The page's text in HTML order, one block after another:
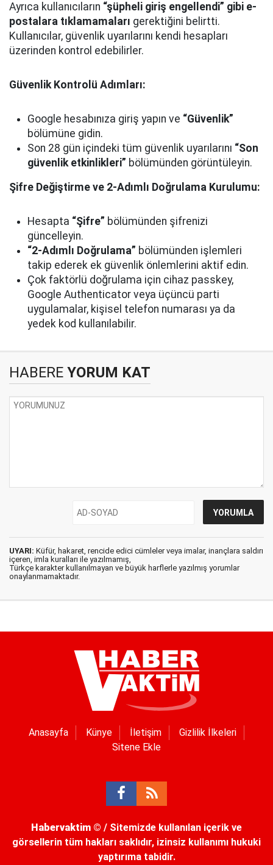
Ayrıca kullanıcıların “şüpheli giriş engellendi” gibi e-
postalara tıklamamaları gerektiğini belirtti.
Kullanıcılar, güvenlik uyarılarını kendi hesapları
üzerinden kontrol edebilirler.
Güvenlik Kontrolü Adımları:
Google hesabınıza giriş yapın ve “Güvenlik”
bölümüne gidin.
Son 28 gün içindeki tüm güvenlik uyarılarını “Son
güvenlik etkinlikleri” bölümünden görüntüleyin.
Şifre Değiştirme ve 2-Adımlı Doğrulama Kurulumu:
Hesapta “Şifre” bölümünden şifrenizi
güncelleyin.
“2-Adımlı Doğrulama” bölümünden işlemleri
takip ederek ek güvenlik önlemlerini aktif edin.
Çok faktörlü doğrulama için cihaz passkey,
Google Authenticator veya üçüncü parti
uygulamalar, kişisel telefon numarası ya da
yedek kod kullanılabilir.
HABERE YORUM KAT
UYARI: Küfür, hakaret, rencide edici cümleler veya imalar, inançlara saldırı
içeren, imla kuralları ile yazılmamış,
Türkçe karakter kullanılmayan ve büyük harflerle yazılmış yorumlar
onaylanmamaktadır.
Anasayfa Künye İletişim
Gizlilik İlkeleri
Sitene Ekle
Habervaktim © / Sitemizde kullanılan içerik ve
görsellerin tüm hakları saklıdır, izinsiz kullanımı hukuki
yaptırıma tabidir.